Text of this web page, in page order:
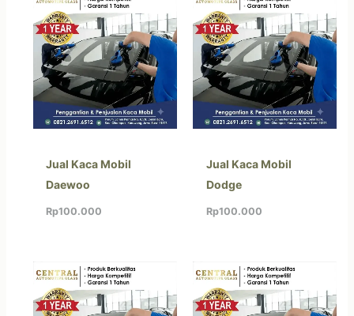
Jual Kaca Mobil
Daewoo
Rp100.000
Jual Kaca Mobil
Dodge
Rp100.000